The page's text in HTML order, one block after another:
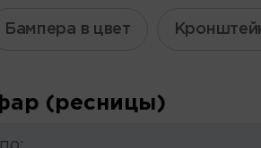
Бампера в цвет
(ресницы)